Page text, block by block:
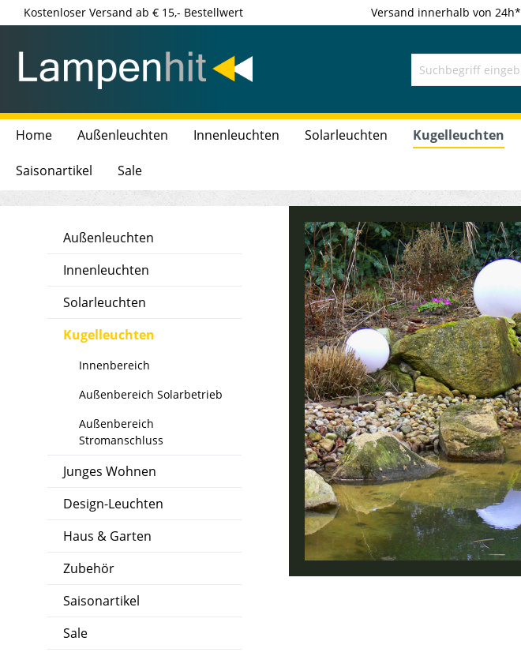
Kostenloser Versand ab € 15,- Bestellwert Versand innerhalb von 24h*
Home Außenleuchten Innenleuchten Solarleuchten Kugelleuchten
Saisonartikel Sale
Außenleuchten
Innenleuchten
Solarleuchten
Kugelleuchten
Innenbereich
Außenbereich Solarbetrieb
Außenbereich
Stromanschluss
Junges Wohnen
Design-Leuchten
Haus & Garten
Zubehör
Saisonartikel
Sale